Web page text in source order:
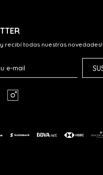
y recibí todas nuestras novedades!
